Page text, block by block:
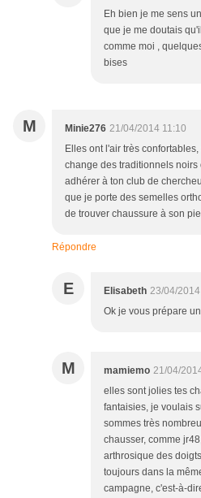
Eh bien je me sens
que je me doutais
comme moi ,
bises
M Minie276 21/04/2014 11:10
Elles ont l'air très
change des traditionnels noirs
adhérer à ton club de
que je porte des semelles
de trouver chaussure à son
Répondre
E Elisabeth 23/04/
Ok je vous prépare
M mamiemo 21/04/
elles sont jolies tes
fantaisies, je voulais
sommes très
chausser, comme
arthrosique des
toujours dans la
campagne, c'est-à-